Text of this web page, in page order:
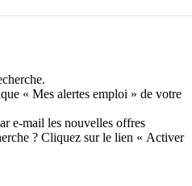
« Mes alertes emploi » de votre
e-mail les nouvelles offres
? Cliquez sur le lien « Activer